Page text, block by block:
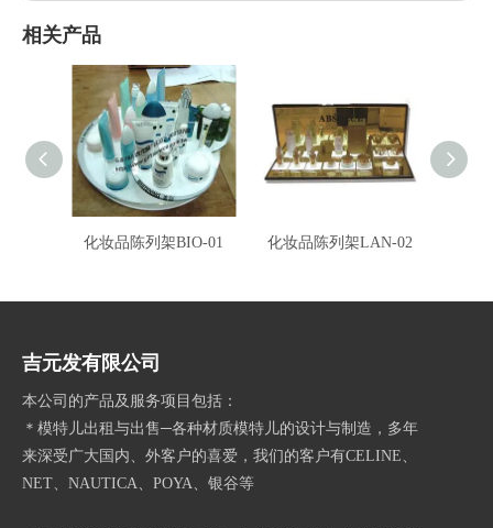
相关产品
化妆品陈列架BIO-01 化妆品陈列架LAN-02
吉元发有限公司
本公司的产品及服务项目包括：
＊模特儿出租与出售─各种材质模特儿的设计与制造，多年
来深受广大国内、外客户的喜爱，我们的客户有CELINE、
NET、NAUTICA、POYA、银谷等